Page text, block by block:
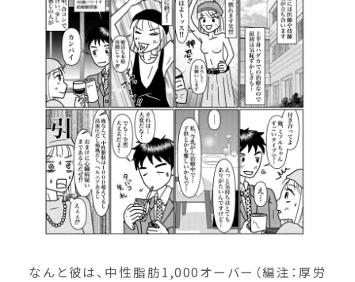
なんと彼は、中性脂肪1,000オーバー（編注：厚労